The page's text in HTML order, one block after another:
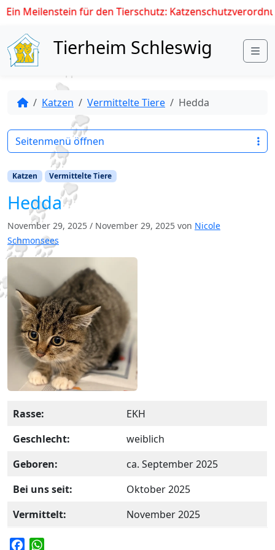
Ein Meilenstein für den Tierschutz:
Skip to content
Tierheim Schleswig
Katzen Vermittelte Tiere Hedda
Katzen Vermittelte Tiere
Hedda
November 29, 2025 / November 29, 2025 von Nicole
Schmonsees
Rasse:
EKH
Geschlecht:
weiblich
Geboren:
ca. September 2025
Bei uns seit:
Oktober 2025
Vermittelt:
November 2025
Seitenmenü öffnen